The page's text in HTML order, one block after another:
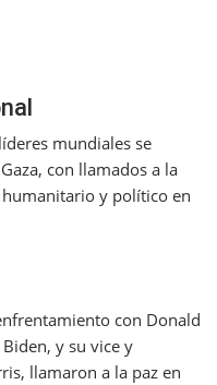
mundiales se
con llamados a la
y político en
con Donald
y su vice y
llamaron a la paz en